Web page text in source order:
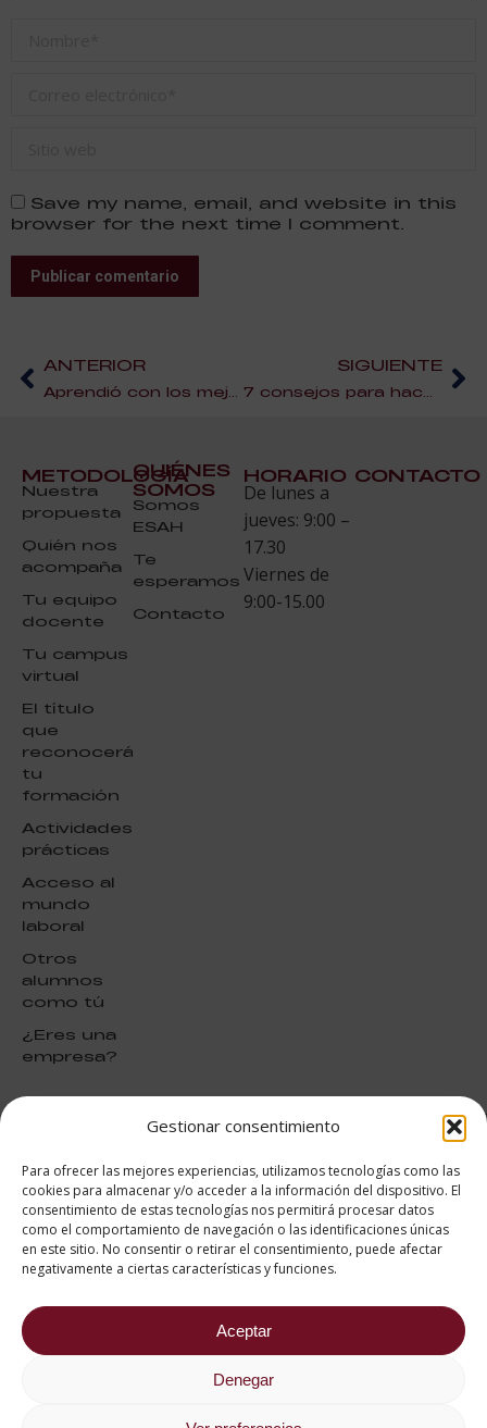
Gestionar consentimiento
Para ofrecer las mejores experiencias, utilizamos tecnologías como las
cookies para almacenar y/o acceder a la información del dispositivo. El
consentimiento de estas tecnologías nos permitirá procesar datos
como el comportamiento de navegación o las identificaciones únicas
en este sitio. No consentir o retirar el consentimiento, puede afectar
negativamente a ciertas características y funciones.
Aceptar
Denegar
Save my name, email, and website in this
browser for the next time I comment.
Publicar comentario
ANTERIOR SIGUIENTE
METODOLOGÍA
Nuestra
propuesta
Quién nos
acompaña
Tu equipo
docente
Tu campus
virtual
El título
que
reconocerá
tu
formación
Actividades
prácticas
Acceso al
mundo
laboral
Otros
alumnos
como tú
¿Eres una
empresa?
QUIÉNES
SOMOS
Somos
ESAH
Te
esperamos
Contacto
HORARIO
De lunes a
jueves: 9:00 –
17.30
Viernes de
9:00-15.00
CONTACTO
puntuación para ESAH
basado en
Valoraciones soportado por
eKomi
Política de cookies